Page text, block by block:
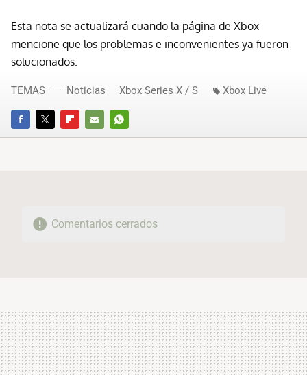
Esta nota se actualizará cuando la página de Xbox
mencione que los problemas e inconvenientes ya fueron
solucionados.
FACEBOOKTWITTERFLIPBOARD
E-
WHATSAPP
TEMAS Noticias Xbox Series X / S Xbox Live
Comentarios cerrados